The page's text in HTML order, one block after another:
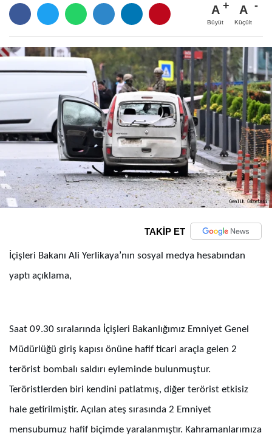
A
Büyüt
A
Küçült
TAKİP ET
İçişleri Bakanı Ali Yerlikaya’nın sosyal medya hesabından
yaptı açıklama,
Saat 09.30 sıralarında İçişleri Bakanlığımız Emniyet Genel
Müdürlüğü giriş kapısı önüne hafif ticari araçla gelen 2
terörist bombalı saldırı eyleminde bulunmuştur.
Teröristlerden biri kendini patlatmış, diğer terörist etkisiz
hale getirilmiştir. Açılan ateş sırasında 2 Emniyet
mensubumuz hafif biçimde yaralanmıştır. Kahramanlarımıza